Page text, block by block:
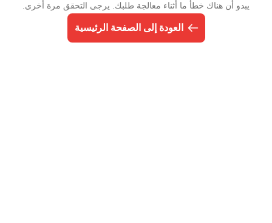
يبدو أن هناك خطأ ما أثناء معالجة طلبك. يرجى التحقق مرة أخرى.
العودة إلى الصفحة الرئيسية